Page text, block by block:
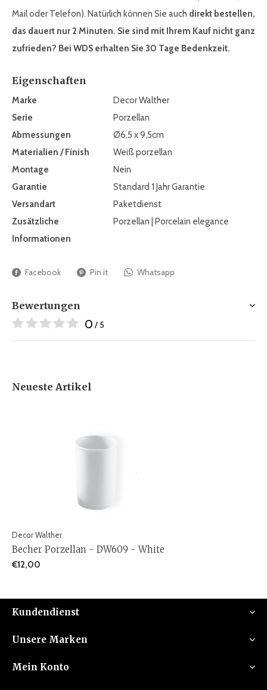
Mail oder Telefon). Natürlich können Sie auch direkt bestellen,
das dauert nur 2 Minuten. Sie sind mit Ihrem Kauf nicht ganz
zufrieden? Bei WDS erhalten Sie 30 Tage Bedenkzeit.
Eigenschaften
Marke
Decor Walther
Serie
Porzellan
Abmessungen
Ø6,5 x 9,5cm
Materialien / Finish
Weiß porzellan
Montage
Nein
Garantie
Standard 1 Jahr Garantie
Versandart
Paketdienst
Zusätzliche
Informationen
Porzellan | Porcelain elegance
Facebook Pin it Whatsapp
Bewertungen
0 / 5
Neueste Artikel
Decor Walther
Becher Porzellan - DW609 - White
€12,00
Kundendienst
Unsere Marken
Mein Konto